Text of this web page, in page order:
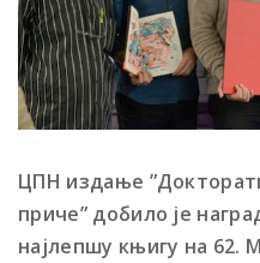
ЦПН издање
приче” добило је
најлепшу књигу на 62.